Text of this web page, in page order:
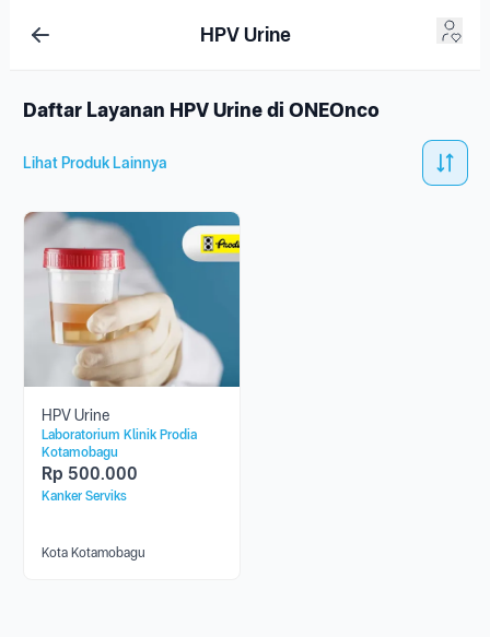
HPV Urine
Daftar Layanan HPV Urine di ONEOnco
Lihat Produk Lainnya
HPV Urine
Laboratorium Klinik Prodia
Kotamobagu
Rp 500.000
Kanker Serviks
Kota Kotamobagu